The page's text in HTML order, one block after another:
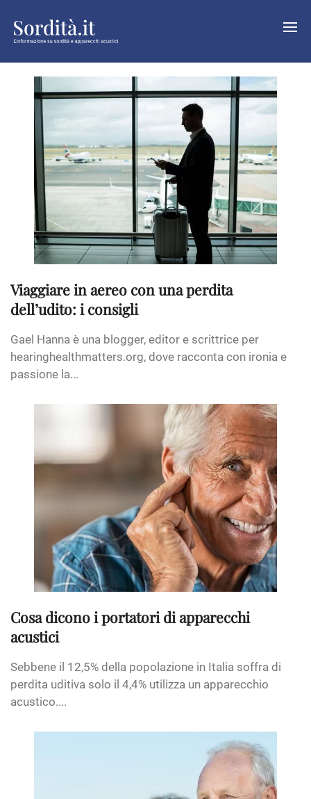
Viaggiare in aereo con una perdita
dell’udito: i consigli
Gael Hanna è una blogger, editor e scrittrice per
hearinghealthmatters.org, dove racconta con ironia e
passione la...
Cosa dicono i portatori di apparecchi
acustici
Sebbene il 12,5% della popolazione in Italia soffra di
perdita uditiva solo il 4,4% utilizza un apparecchio
acustico....